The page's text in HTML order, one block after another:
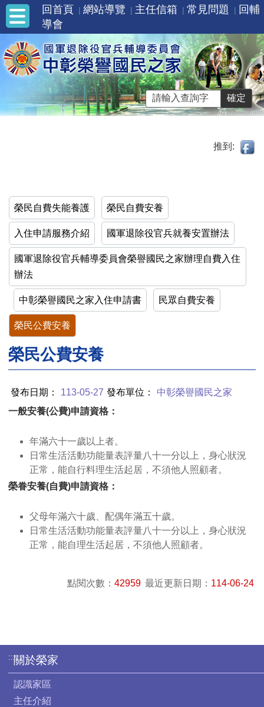
回首頁 網站導覽 主任信箱 常見問題
回輔
導會
推到:
榮民自費失能養護 榮民自費安養
入住申請服務介紹 國軍退除役官兵就養安置辦法
國軍退除役官兵輔導委員會榮譽國民之家辦理自費入住
辦法
中彰榮譽國民之家入住申請書 民眾自費安養
榮民公費安養
榮民公費安養
發布日期： 113-05-27 發布單位：
中彰榮譽國民之家
一般安養(公費)申請資格：
年滿六十一歲以上者。
日常生活活動功能量表評量八十一分以上，身心狀況
正常，能自行料理生活起居，不須他人照顧者。
榮眷安養(自費)申請資格：
父母年滿六十歲、配偶年滿五十歲。
日常生活活動功能量表評量八十一分以上，身心狀況
正常，能自理生活起居，不須他人照顧者。
點閱次數： 42959 最近更新日期： 114-06-24
:::關於榮家
認識家區
主任介紹